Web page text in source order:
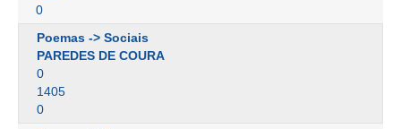
0
Poemas -> Sociais
PAREDES DE COURA
0
1405
0